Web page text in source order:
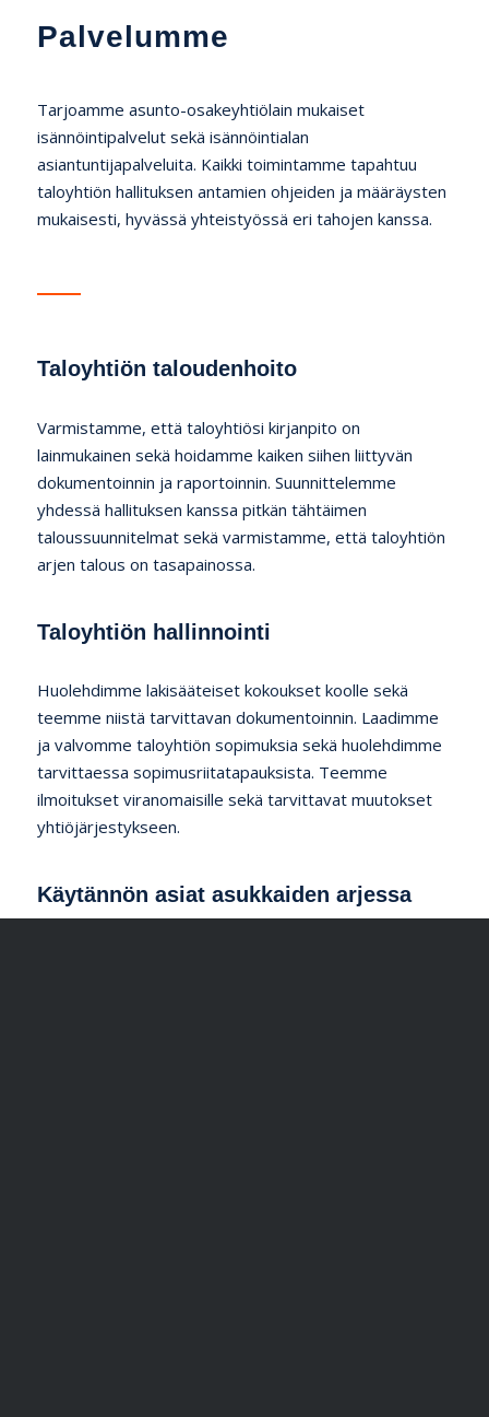
Palvelumme
Tarjoamme asunto-osakeyhtiölain mukaiset
isännöintipalvelut sekä isännöintialan
asiantuntijapalveluita. Kaikki toimintamme tapahtuu
taloyhtiön hallituksen antamien ohjeiden ja määräysten
mukaisesti, hyvässä yhteistyössä eri tahojen kanssa.
Taloyhtiön taloudenhoito
Varmistamme, että taloyhtiösi kirjanpito on
lainmukainen sekä hoidamme kaiken siihen liittyvän
dokumentoinnin ja raportoinnin. Suunnittelemme
yhdessä hallituksen kanssa pitkän tähtäimen
taloussuunnitelmat sekä varmistamme, että taloyhtiön
arjen talous on tasapainossa.
Taloyhtiön hallinnointi
Huolehdimme lakisääteiset kokoukset koolle sekä
teemme niistä tarvittavan dokumentoinnin. Laadimme
ja valvomme taloyhtiön sopimuksia sekä huolehdimme
tarvittaessa sopimusriitatapauksista. Teemme
ilmoitukset viranomaisille sekä tarvittavat muutokset
yhtiöjärjestykseen.
Käytännön asiat asukkaiden arjessa